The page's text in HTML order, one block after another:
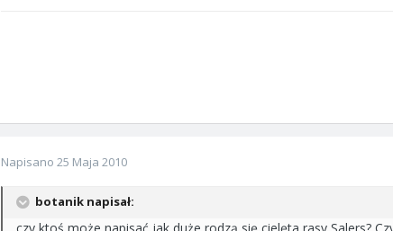
Napisano 25 Maja 2010
botanik napisał: